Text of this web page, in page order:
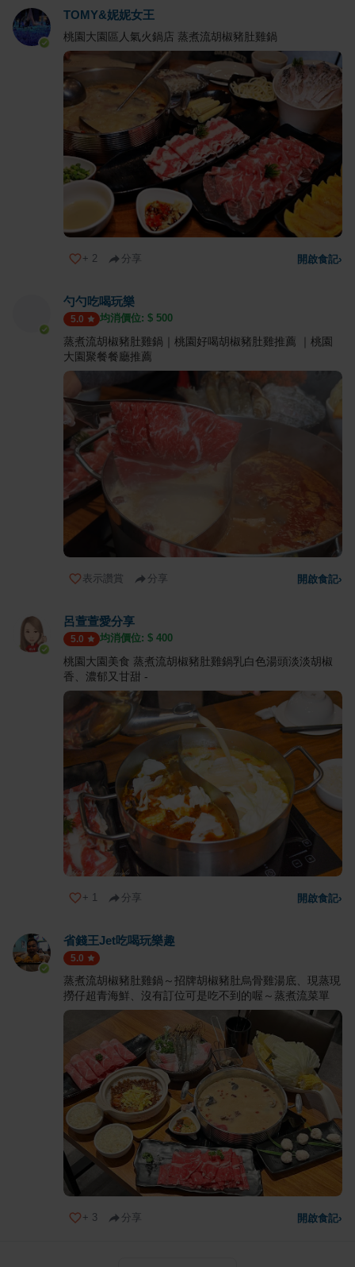
TOMY&妮妮女王
桃園大園區人氣火鍋店 蒸煮流胡椒豬肚雞鍋
+ 2 分享 開啟食記›
勺勺吃喝玩樂
5.0 均消價位: $ 500
蒸煮流胡椒豬肚雞鍋｜桃園好喝胡椒豬肚雞推薦 ｜桃園
大園聚餐餐廳推薦
表示讚賞 分享 開啟食記›
呂萱萱愛分享
5.0 均消價位: $ 400
桃園大園美食 蒸煮流胡椒豬肚雞鍋乳白色湯頭淡淡胡椒
香、濃郁又甘甜 -
+ 1 分享 開啟食記›
省錢王Jet吃喝玩樂趣
5.0
蒸煮流胡椒豬肚雞鍋～招牌胡椒豬肚烏骨雞湯底、現蒸現
撈仔超青海鮮、沒有訂位可是吃不到的喔～蒸煮流菜單
+ 3 分享 開啟食記›